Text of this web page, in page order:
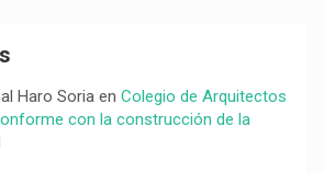
Haro Soriaen Colegio de Arquitectos
con la construcción de la